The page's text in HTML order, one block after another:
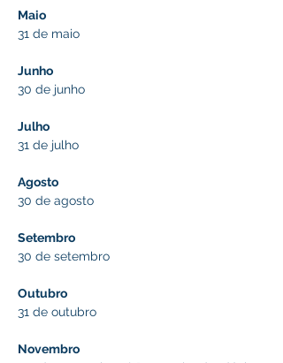
Maio
31 de maio
Junho
30 de junho
Julho
31 de julho
Agosto
30 de agosto
Setembro
30 de setembro
Outubro
31 de outubro
Novembro